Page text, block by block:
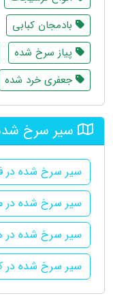
بادمجان کبابی
پیاز سرخ شده
جعفری خرد شده
سیر سرخ
سیر سرخ شده در
سیر سرخ شده در
سیر سرخ شده در
سیر سرخ شده در